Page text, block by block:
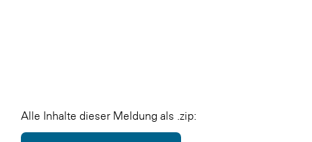
Alle Inhalte dieser Meldung als .zip: